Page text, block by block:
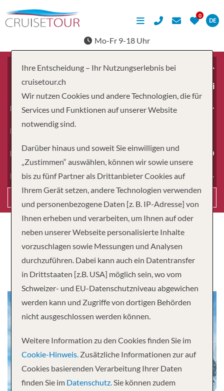
DE
Mo-Fr 9-18 Uhr
Erwachsene
Kinder
Dauer
Reiseart
Antarktis
Ihre Entscheidung – Ihr Nutzungserlebnis bei
cruisetour.ch
Wir nutzen Cookies und andere Technologien, die für
Services und Funktionen auf unserer Website
notwendig sind.
Darüber hinaus und soweit Sie einwilligen und
„Zustimmen“ auswählen, können wir sowie unsere
bis zu fünf Partner als Drittanbieter Cookies auf
Ihrem Gerät setzen, andere Technologien verwenden
und personenbezogene Daten [z. B. IP-Adresse] von
Ihnen erheben und verarbeiten, um Ihnen auf oder
neben unserer Webseite personalisierte Inhalte
vorzuschlagen sowie Messungen und Analysen
durchzuführen. Dabei kann auch ein Datentransfer
in Drittstaaten [z.B. USA] möglich sein, wo vom
Schweizer- und EU-Datenschutzniveau abgewichen
werden kann und Zugriffe von dortigen Behörden
nicht ausgeschlossen werden können.
Weitere Information zu den Cookies finden Sie im
Cookie-Hinweis. Zusätzliche Informationen zur auf
Cookies basierenden Verarbeitung Ihrer Daten
finden Sie im Datenschutz.Sie können zudem